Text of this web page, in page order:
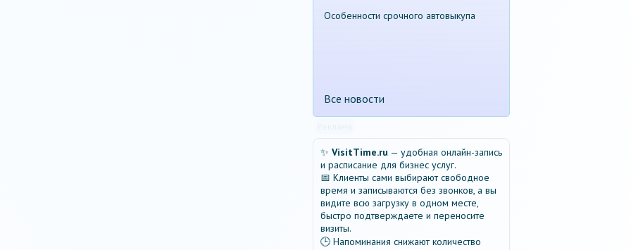
Особенности срочного автовыкупа
Все новости
✨ VisitTime.ru — удобная онлайн-запись
и расписание для бизнес услуг.
📅 Клиенты сами выбирают свободное
время и записываются без звонков, а вы
видите всю загрузку в одном месте,
быстро подтверждаете и переносите
визиты.
🕒 Напоминания снижают количество